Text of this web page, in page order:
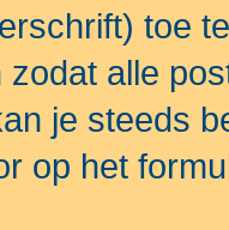
toe
alle
je steeds
op het